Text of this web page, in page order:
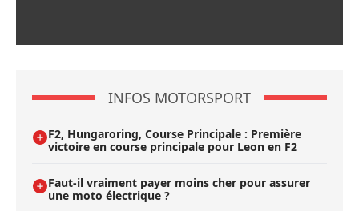
INFOS MOTORSPORT
F2, Hungaroring, Course Principale : Première
victoire en course principale pour Leon en F2
Faut-il vraiment payer moins cher pour assurer
une moto électrique ?